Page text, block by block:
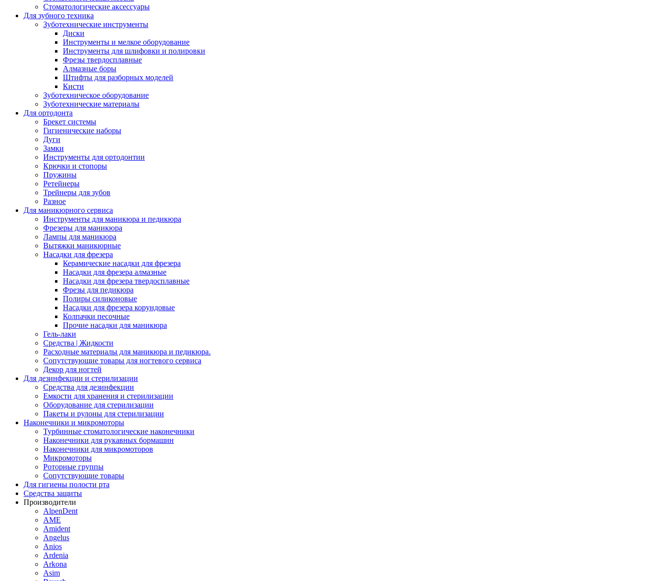
Стоматологические аксессуары
Для зубного техника
Зуботехнические инструменты
Диски
Инструменты и мелкое оборудование
Инструменты для шлифовки и полировки
Фрезы твердосплавные
Алмазные боры
Штифты для разборных моделей
Кисти
Зуботехническое оборудование
Зуботехнические материалы
Для ортодонта
Брекет системы
Гигиенические наборы
Дуги
Замки
Инструменты для ортодонтии
Крючки и стопоры
Пружины
Ретейнеры
Трейнеры для зубов
Разное
Для маникюрного сервиса
Инструменты для маникюра и педикюра
Фрезеры для маникюра
Лампы для маникюра
Вытяжки маникюрные
Насадки для фрезера
Керамические насадки для фрезера
Насадки для фрезера алмазные
Насадки для фрезера твердосплавные
Фрезы для педикюра
Полиры силиконовые
Насадки для фрезера корундовые
Колпачки песочные
Прочие насадки для маникюра
Гель-лаки
Средства | Жидкости
Расходные материалы для маникюра и педикюра.
Сопутствующие товары для ногтевого сервиса
Декор для ногтей
Для дезинфекции и стерилизации
Средства для дезинфекции
Емкости для хранения и стерилизации
Оборудование для стерилизации
Пакеты и рулоны для стерилизации
Наконечники и микромоторы
Турбинные стоматологические наконечники
Наконечники для рукавных бормашин
Наконечники для микромоторов
Микромоторы
Роторные группы
Сопутствующие товары
Для гигиены полости рта
Средства защиты
Производители
AlpenDent
AME
Amident
Angelus
Anios
Ardenia
Arkona
Asim